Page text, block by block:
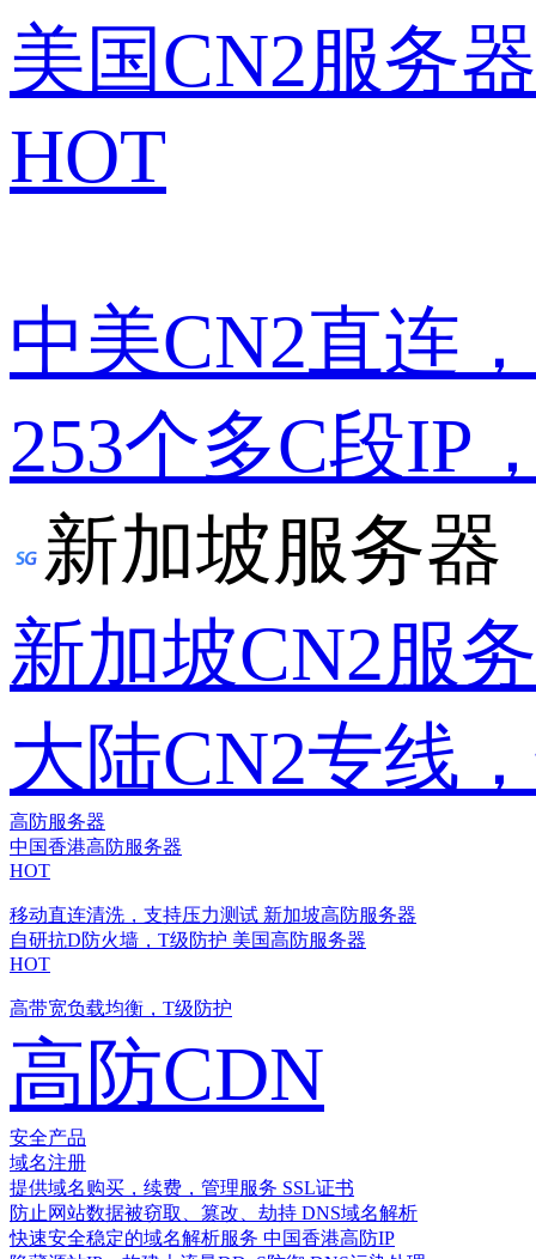
美国CN2服务器
HOT
中美CN2直连
253个多C段IP
新加坡服务器
新加坡CN2服
大陆CN2专线
高防服务器
中国香港高防服务器
HOT
移动直连清洗，支持压力测试 新加坡高防服务器
自研抗D防火墙，T级防护 美国高防服务器
HOT
高带宽负载均衡，T级防护
高防CDN
安全产品
域名注册
提供域名购买，续费，管理服务 SSL证书
防止网站数据被窃取、篡改、劫持 DNS域名解析
快速安全稳定的域名解析服务 中国香港高防IP